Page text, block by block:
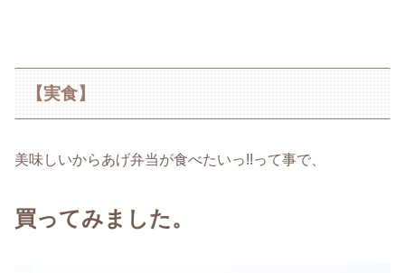
【実食】
美味しいからあげ弁当が食べたいっ!!って事で、
買ってみました。